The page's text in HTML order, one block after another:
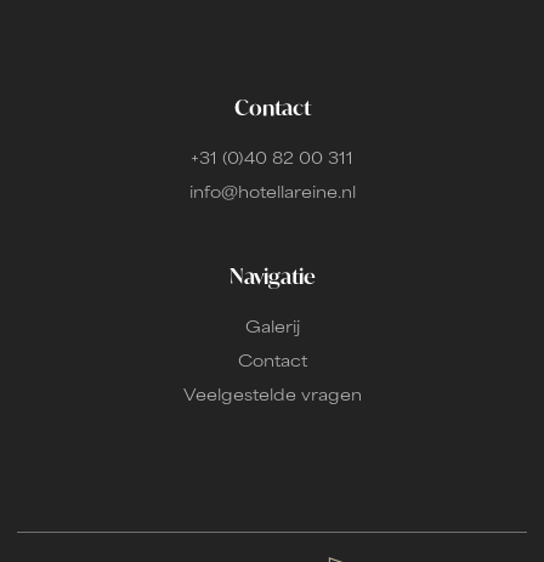
Contact
+31 (0)40 82 00 311
info@hotellareine.nl
Navigatie
Galerij
Contact
Veelgestelde vragen